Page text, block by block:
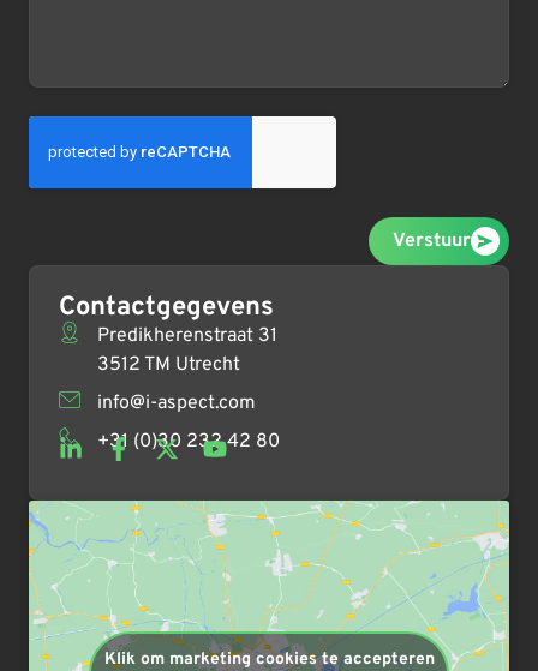
Verstuur
Contactgegevens
Predikherenstraat 31
3512 TM Utrecht
info@i-aspect.com
+31 (0)30 232 42 80
Klik om marketing cookies te accepteren